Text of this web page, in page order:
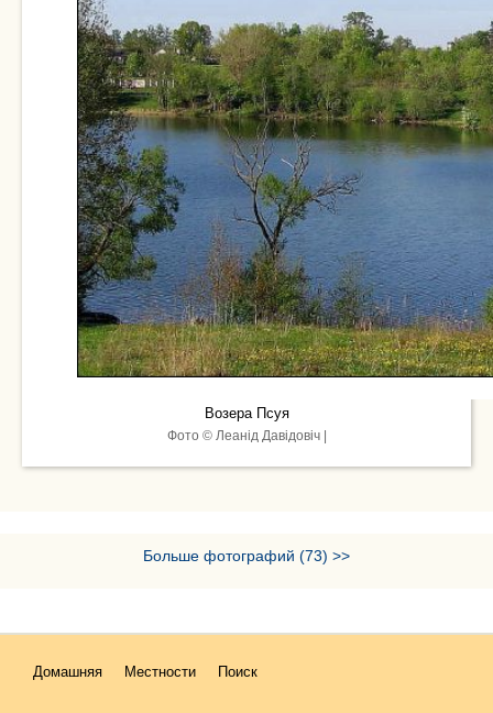
Возера Псуя
Фото © Леанід Давідовіч |
Больше фотографий (73) >>
Домашняя Местности Поиск